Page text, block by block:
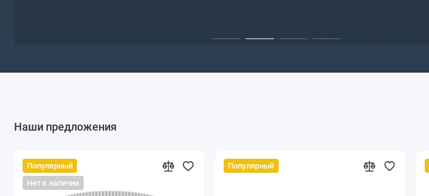
Наши предложения
Популярный
Нет в наличии
Популярный